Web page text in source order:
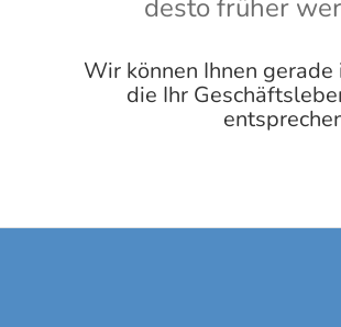
desto früher
Wir können Ihnen
die Ihr